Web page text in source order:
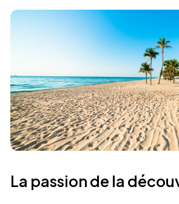
La passion de la